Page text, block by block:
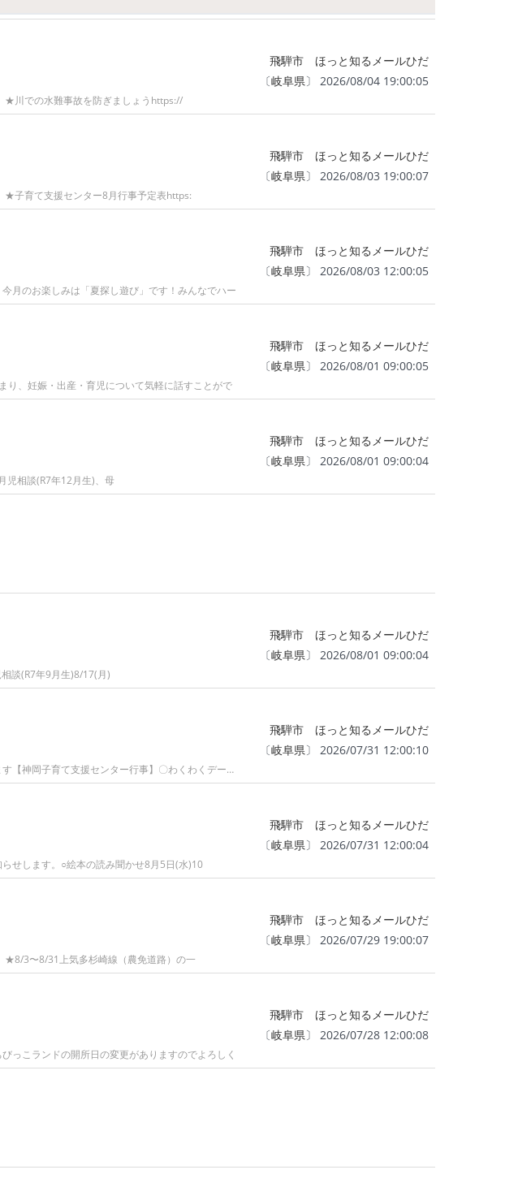
飛騨市 ほっと知るメールひだ
〔岐阜県〕 2026/08/04 19:00:05
★川での水難事故を防ぎましょうhttps://
飛騨市 ほっと知るメールひだ
〔岐阜県〕 2026/08/03 19:00:07
★子育て支援センター8月行事予定表https:
飛騨市 ほっと知るメールひだ
〔岐阜県〕 2026/08/03 12:00:05
月のお楽しみは「夏探し遊び」です！みんなでハー
飛騨市 ほっと知るメールひだ
〔岐阜県〕 2026/08/01 09:00:05
り、妊娠・出産・育児について気軽に話すことがで
飛騨市 ほっと知るメールひだ
〔岐阜県〕 2026/08/01 09:00:04
児相談(R7年12月生)、母
飛騨市 ほっと知るメールひだ
〔岐阜県〕 2026/08/01 09:00:04
談(R7年9月生)8/17(月)
飛騨市 ほっと知るメールひだ
〔岐阜県〕 2026/07/31 12:00:10
【神岡子育て支援センター行事】〇わくわくデー…
飛騨市 ほっと知るメールひだ
〔岐阜県〕 2026/07/31 12:00:04
せします。○絵本の読み聞かせ8月5日(水)10
飛騨市 ほっと知るメールひだ
〔岐阜県〕 2026/07/29 19:00:07
★8/3〜8/31上気多杉崎線（農免道路）の一
飛騨市 ほっと知るメールひだ
〔岐阜県〕 2026/07/28 12:00:08
っこランドの開所日の変更がありますのでよろしく